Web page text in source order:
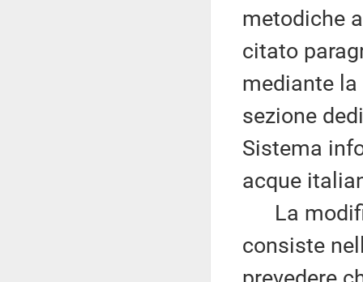
metodiche
citato
mediante
sezione
Sistema
acque
La
consiste